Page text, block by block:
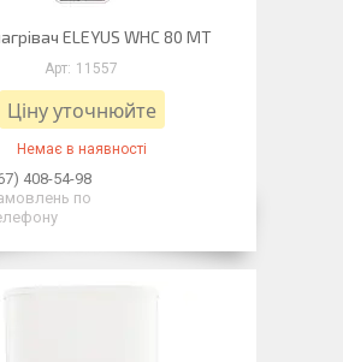
ELEYUS WHC 80 MT
11557
Ціну уточнюйте
Немає в наявності
408-54-98
по